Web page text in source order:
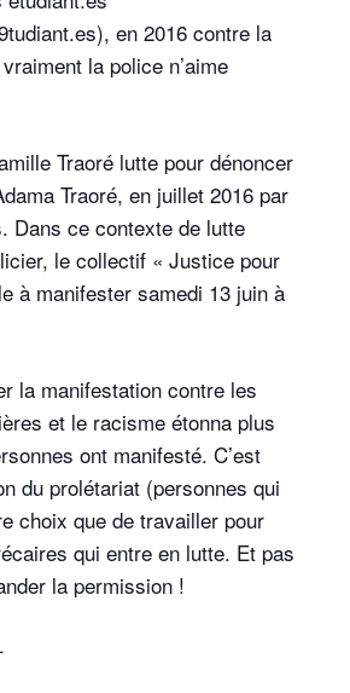
en 2016 contre la
la police n’aime
Traoré lutte pour dénoncer
Traoré, en juillet 2016 par
Dans ce contexte de lutte
le collectif « Justice pour
à manifester samedi 13 juin à
la manifestation contre les
et le racisme étonna plus
ont manifesté. C’est
du prolétariat (personnes qui
choix que de travailler pour
qui entre en lutte. Et pas
la permission !